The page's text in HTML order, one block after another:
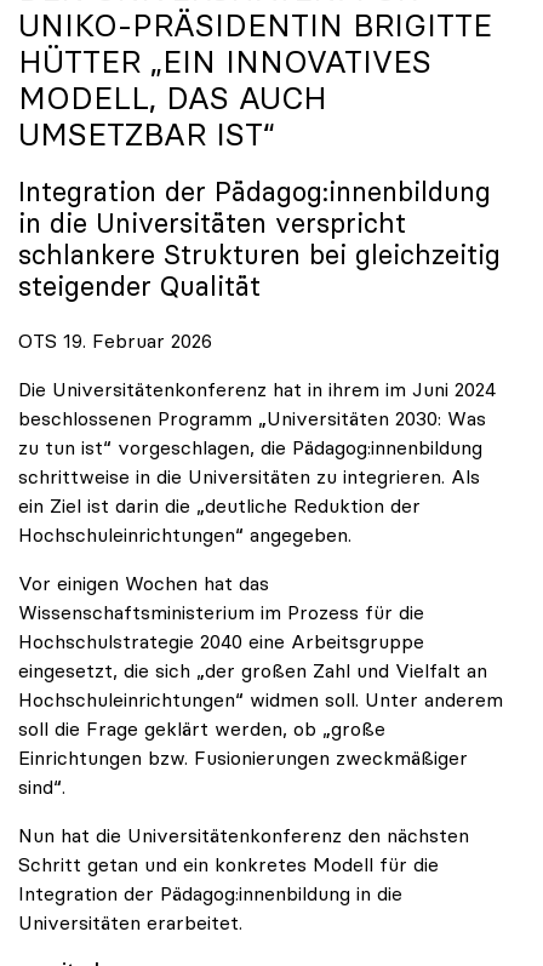
UNIKO-PRÄSIDENTIN BRIGITTE
HÜTTER „EIN INNOVATIVES
MODELL, DAS AUCH
UMSETZBAR IST“
Integration der Pädagog:innenbildung
in die Universitäten verspricht
schlankere Strukturen bei gleichzeitig
steigender Qualität
OTS 19. Februar 2026
Die Universitätenkonferenz hat in ihrem im Juni 2024
beschlossenen Programm „Universitäten 2030: Was
zu tun ist“ vorgeschlagen, die Pädagog:innenbildung
schrittweise in die Universitäten zu integrieren. Als
ein Ziel ist darin die „deutliche Reduktion der
Hochschuleinrichtungen“ angegeben.
Vor einigen Wochen hat das
Wissenschaftsministerium im Prozess für die
Hochschulstrategie 2040 eine Arbeitsgruppe
eingesetzt, die sich „der großen Zahl und Vielfalt an
Hochschuleinrichtungen“ widmen soll. Unter anderem
soll die Frage geklärt werden, ob „große
Einrichtungen bzw. Fusionierungen zweckmäßiger
sind“.
Nun hat die Universitätenkonferenz den nächsten
Schritt getan und ein konkretes Modell für die
Integration der Pädagog:innenbildung in die
Universitäten erarbeitet.